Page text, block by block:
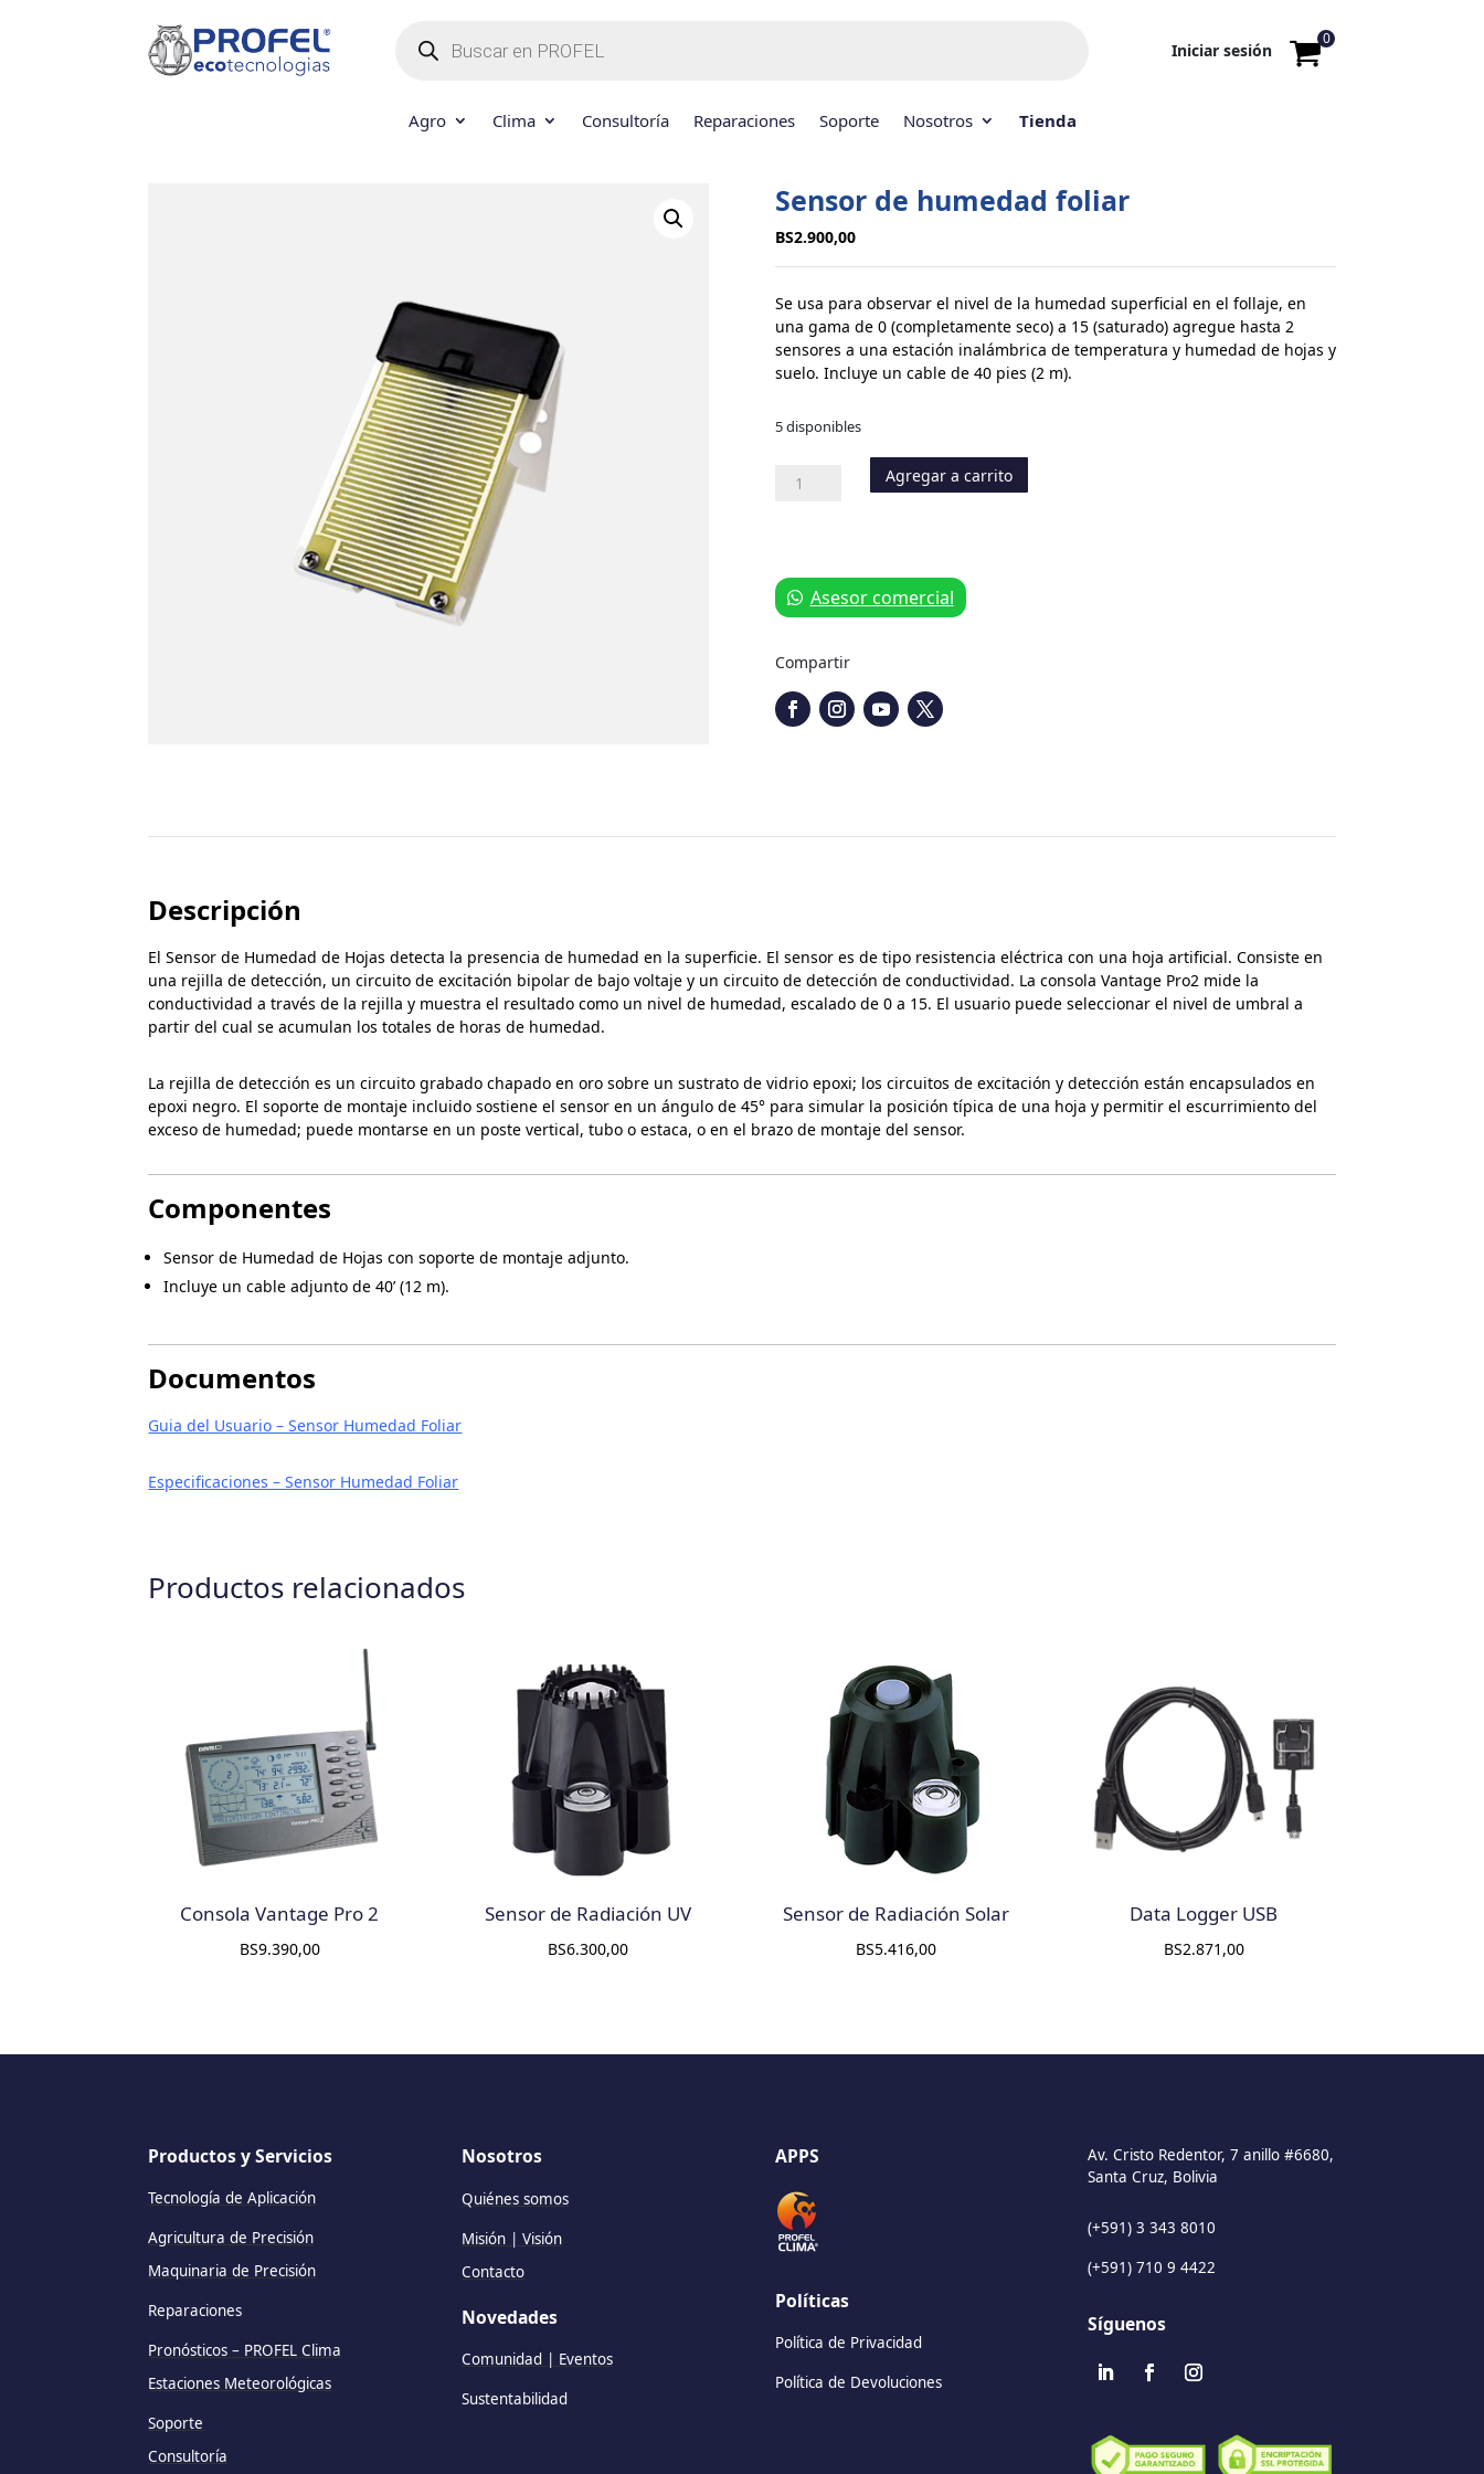
productos Iniciar sesión
0
Agro Clima Consultoría Reparaciones Soporte Nosotros Tienda
Sensor de humedad foliar
BS2.900,00
Se usa para observar el nivel de la humedad superficial en el follaje, en
una gama de 0 (completamente seco) a 15 (saturado) agregue hasta 2
sensores a una estación inalámbrica de temperatura y humedad de hojas y
suelo. Incluye un cable de 40 pies (2 m).
5 disponibles
Sensor
Agregar a carrito
Asesor comercial
Compartir
Descripción
El Sensor de Humedad de Hojas detecta la presencia de humedad en la superficie. El sensor es de tipo resistencia eléctrica con una hoja artificial. Consiste en
una rejilla de detección, un circuito de excitación bipolar de bajo voltaje y un circuito de detección de conductividad. La consola Vantage Pro2 mide la
conductividad a través de la rejilla y muestra el resultado como un nivel de humedad, escalado de 0 a 15. El usuario puede seleccionar el nivel de umbral a
partir del cual se acumulan los totales de horas de humedad.
La rejilla de detección es un circuito grabado chapado en oro sobre un sustrato de vidrio epoxi; los circuitos de excitación y detección están encapsulados en
epoxi negro. El soporte de montaje incluido sostiene el sensor en un ángulo de 45° para simular la posición típica de una hoja y permitir el escurrimiento del
exceso de humedad; puede montarse en un poste vertical, tubo o estaca, o en el brazo de montaje del sensor.
Componentes
Sensor de Humedad de Hojas con soporte de montaje adjunto.
Incluye un cable adjunto de 40’ (12 m).
Documentos
Guia del Usuario – Sensor Humedad Foliar
Especificaciones – Sensor Humedad Foliar
Productos relacionados
Consola Vantage Pro 2
BS9.390,00
Sensor de Radiación UV
BS6.300,00
Sensor de Radiación Solar
BS5.416,00
Data Logger USB
BS2.871,00
Productos y Servicios
Tecnología de Aplicación
Agricultura de Precisión
Maquinaria de Precisión
Reparaciones
Pronósticos – PROFEL Clima
Estaciones Meteorológicas
Soporte
Consultoría
Nosotros
Quiénes somos
Misión | Visión
Contacto
Novedades
Comunidad | Eventos
Sustentabilidad
APPS
Políticas
Política de Privacidad
Política de Devoluciones
Av. Cristo Redentor, 7 anillo #6680,
Santa Cruz, Bolivia
(+591) 3 343 8010
(+591) 710 9 4422
Síguenos